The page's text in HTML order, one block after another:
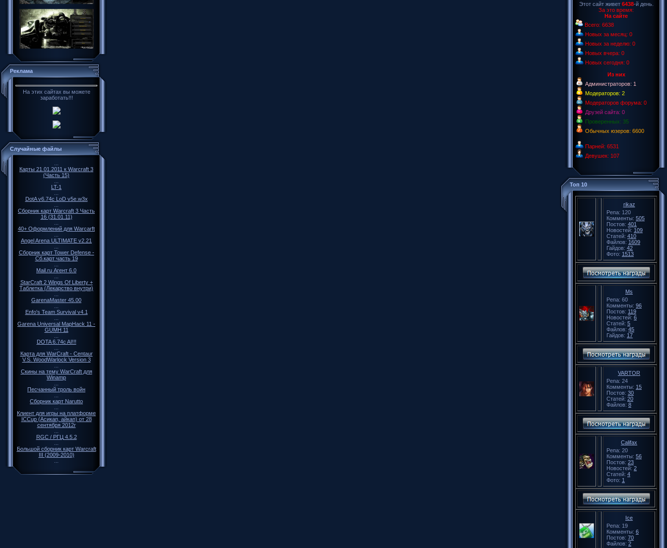
Реклама
На этих сайтах вы можете
заработать!!!
Случайные файлы
Карты 21.01.2011 к Warcraft 3
(Часть 15)
LT-1
DotA v6.74c LoD v5e.w3x
Сборник карт Warcraft 3 Часть
16 (31.01.11)
40+ Оформлений для Warcarft
Angel Arena ULTIMATE v2.21
Cборник карт Tower Defense -
Сб.карт часть 19
Mail.ru Агент 6.0
StarCraft 2 Wings Of Liberty +
Таблетка (Лекарство внутри)
GarenaMaster 45.00
Enfo's Team Survival v4.1
Garena Universal MapHack 11 -
GUMH 11
DOTA 6.74c AI!!!
Карта для WarCraft - Centaur
V.S. WoodWarlock Version 3
Скины на тему WarCraft для
Winamp
Песчанный троль войн
Cборник карт Narutto
Клиент для игры на платформе
ICCup (Асикап, айкап) от 28
сентября 2012г
RGC / РГЦ 4.5.2
Большой сборник карт Warcraft
III (2009-2010)
Этот сайт живет 6438-й день.
За это время:
На сайте
Всего: 6638
Новых за месяц: 0
Новых за неделю: 0
Новых вчера: 0
Новых сегодня: 0
Из них
Администраторов: 1
Модераторов: 2
Модераторов форума: 0
Друзей сайта: 0
Проверенных: 35
Обычных юзеров: 6600
Парней: 6531
Девушек: 107
Топ 10
rikaz
Репа: 120
Комменты: 505
Постов: 401
Новостей: 109
Статей: 410
Файлов: 1609
Гайдов: 42
Фото: 1513
Ms
Репа: 60
Комменты: 96
Постов: 119
Новостей: 6
Статей: 5
Файлов: 45
Гайдов: 17
VARTOR
Репа: 24
Комменты: 15
Постов: 30
Статей: 20
Файлов: 8
Califax
Репа: 20
Комменты: 56
Постов: 23
Новостей: 2
Статей: 4
Фото: 1
Ice
Репа: 19
Комменты: 6
Постов: 70
Файлов: 2